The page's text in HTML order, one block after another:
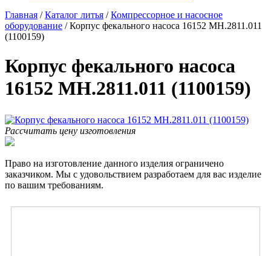
Главная /Каталог литья /Компрессорное и насосное
оборудование /Корпус фекального насоса 16152 MH.2811.011
(1100159)
Корпус фекального насоса
16152 MH.2811.011 (1100159)
Рассчитать цену изготовления
Право на изготовление данного изделия ограничено
заказчиком. Мы с удовольствием разработаем для вас изделие
по вашим требованиям.